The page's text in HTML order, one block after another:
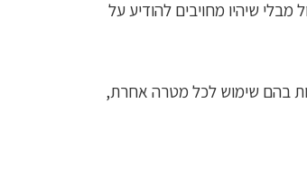
שיהיו מחויבים להודיע על
בהם שימוש לכל מטרה אחרת,